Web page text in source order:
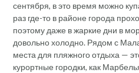
сентября, в это время можно
раз где-то в районе города
поэтому даже в жаркие дни в
довольно холодно. Рядом с
места для пляжного отдыха —
курортные городки, как